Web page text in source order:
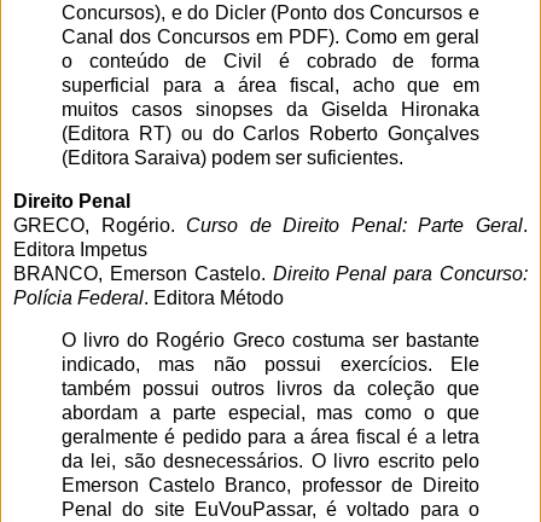
Concursos), e do Dicler (Ponto dos Concursos e
Canal dos Concursos em PDF). Como em geral
o conteúdo de Civil é cobrado de forma
superficial para a área fiscal, acho que em
muitos casos sinopses da Giselda Hironaka
(Editora RT) ou do Carlos Roberto Gonçalves
(Editora Saraiva) podem ser suficientes.
Direito Penal
GRECO, Rogério. Curso de Direito Penal: Parte Geral.
Editora Impetus
BRANCO, Emerson Castelo. Direito Penal para Concurso:
Polícia Federal. Editora Método
O livro do Rogério Greco costuma ser bastante
indicado, mas não possui exercícios. Ele
também possui outros livros da coleção que
abordam a parte especial, mas como o que
geralmente é pedido para a área fiscal é a letra
da lei, são desnecessários. O livro escrito pelo
Emerson Castelo Branco, professor de Direito
Penal do site EuVouPassar, é voltado para o